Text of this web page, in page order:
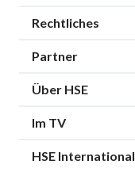
Rechtliches
Partner
Über HSE
Im TV
HSE International